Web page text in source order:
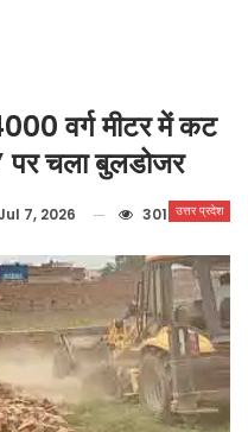
वर्ग मीटर में कट
पर चला बुलडोजर
उत्तर प्रदेश
7, 2026 301